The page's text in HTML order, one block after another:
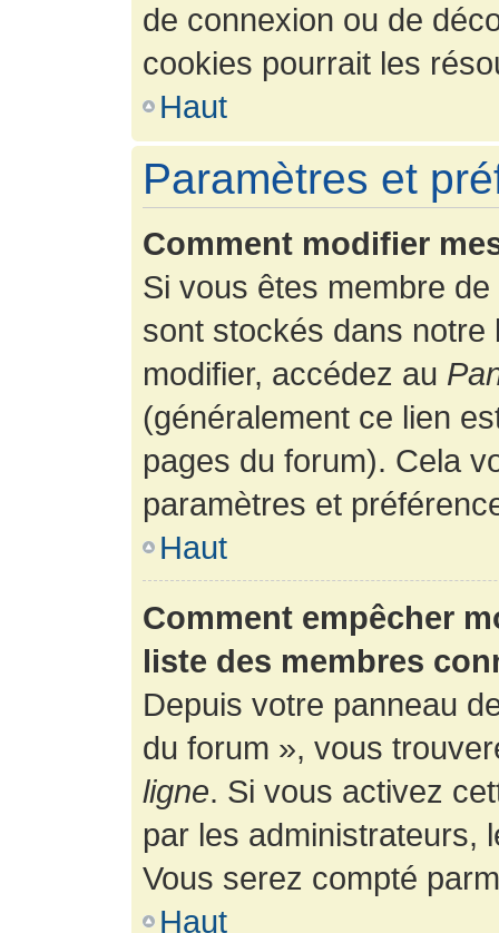
de connexion ou de
cookies pourrait les
Haut
Paramètres et
Comment modifier
Si vous êtes membre
sont stockés dans
modifier, accédez au
(généralement ce lien
pages du forum). Cela
paramètres et
Haut
Comment empêcher
liste des membres
Depuis votre panneau
du forum », vous
ligne. Si vous activez
par les administrateurs,
Vous serez compté
Haut